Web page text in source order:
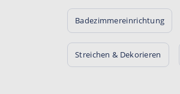
Badezimmereinrichtung
Streichen & Dekorieren